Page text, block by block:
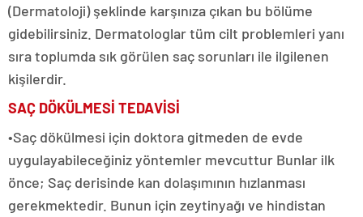
(Dermatoloji) şeklinde karşınıza çıkan bu bölüme
gidebilirsiniz. Dermatologlar tüm cilt problemleri yanı
sıra toplumda sık görülen saç sorunları ile ilgilenen
kişilerdir.
SAÇ DÖKÜLMESİ TEDAVİSİ
•Saç dökülmesi için doktora gitmeden de evde
uygulayabileceğiniz yöntemler mevcuttur Bunlar ilk
önce; Saç derisinde kan dolaşımının hızlanması
gerekmektedir. Bunun için zeytinyağı ve hindistan